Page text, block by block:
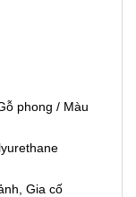
phong / Màu
Gia cố